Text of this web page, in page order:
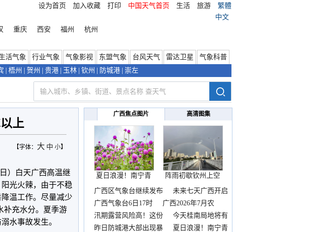
设为首页 加入收藏 打印 中国天气首页 生活 旅游
繁體
中文
重庆 西安 福州 杭州
活气象 行业气象 气象影视 东盟气象 台风天气 雷达卫星
气象科普
梧州 贺州 贵港 玉林 钦州 防城港 崇左
上
【字体： 大 中 小】
）白天广西高温继
光火辣，由于不稳
温工作。 尽量减少
补充水分。夏季游
水事故发生。
广西焦点图片 高清图集
夏日浪漫！南宁青
秀山
阵雨初歇钦州上空
邂逅
广西区气象台继续发布
未来七天广西开启
晴热
广西气象台6日17时
广西2026年7月农
汛期露营风险高！这份
今天桂南局地将有
暴雨
昨日防城港大部出现暴
夏日浪漫！南宁青